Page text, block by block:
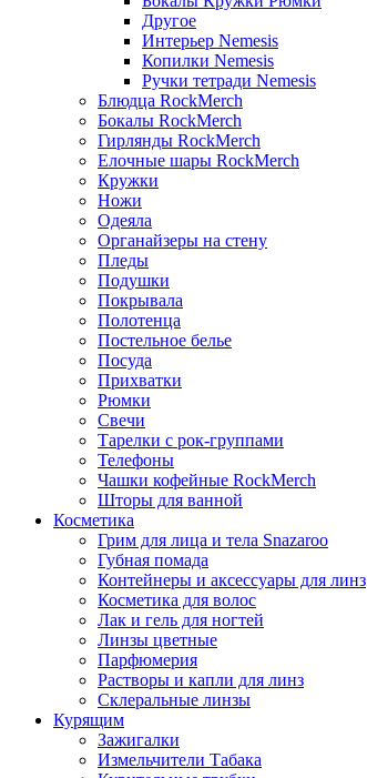
Другое
Интерьер Nemesis
Копилки Nemesis
Ручки тетради Nemesis
Блюдца RockMerch
Бокалы RockMerch
Гирлянды RockMerch
Елочные шары RockMerch
Кружки
Ножи
Одеяла
Органайзеры на стену
Пледы
Подушки
Покрывала
Полотенца
Постельное белье
Посуда
Прихватки
Рюмки
Свечи
Тарелки с рок-группами
Телефоны
Чашки кофейные RockMerch
Шторы для ванной
Косметика
Грим для лица и тела Snazaroo
Губная помада
Контейнеры и аксессуары для линз
Косметика для волос
Лак и гель для ногтей
Линзы цветные
Парфюмерия
Растворы и капли для линз
Склеральные линзы
Курящим
Зажигалки
Измельчители Табака